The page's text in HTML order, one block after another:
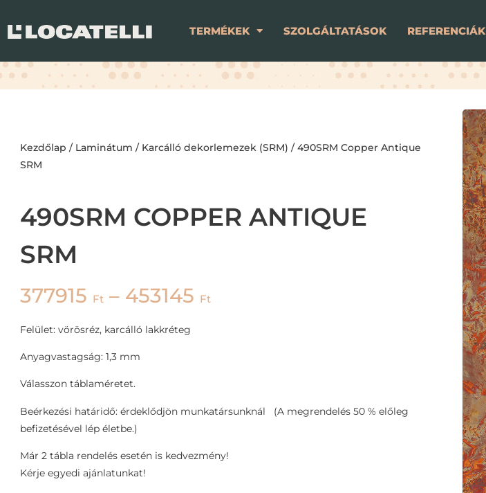
TERMÉKEK SZOLGÁLTATÁSOK REFERENCIÁK
Kezdőlap / Laminátum / Karcálló dekorlemezek (SRM) / 490SRM Copper Antique
SRM
490SRM COPPER ANTIQUE
SRM
377915 Ft – 453145 Ft
Felület: vörösréz, karcálló lakkréteg
Anyagvastagság: 1,3 mm
Válasszon táblaméretet.
Beérkezési határidő: érdeklődjön munkatársunknál (A megrendelés 50 % előleg
befizetésével lép életbe.)
Már 2 tábla rendelés esetén is kedvezmény!
Kérje egyedi ajánlatunkat!